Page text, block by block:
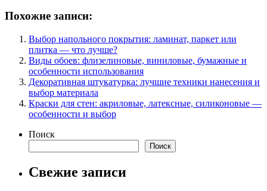
Похожие записи:
Выбор напольного покрытия: ламинат, паркет или
плитка — что лучше?
Виды обоев: флизелиновые, виниловые, бумажные и
особенности использования
Декоративная штукатурка: лучшие техники нанесения и
выбор материала
Краски для стен: акриловые, латексные, силиконовые —
особенности и выбор
Поиск
Поиск
Свежие записи